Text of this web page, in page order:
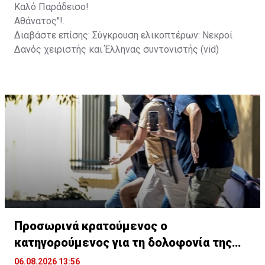
Καλό Παράδεισο!
Αθάνατος"!.
Διαβάστε επίσης: Σύγκρουση ελικοπτέρων: Νεκροί
Δανός χειριστής και Έλληνας συντονιστής (vid)
Προσωρινά κρατούμενος ο
κατηγορούμενος για τη δολοφονία της
Βρετανίδας
06.08.2026 13:56